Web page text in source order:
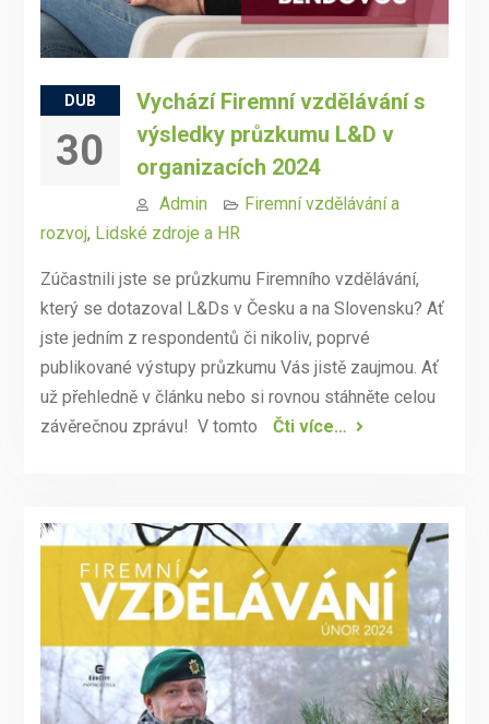
DUB
30
Vychází Firemní vzdělávání s
výsledky průzkumu L&D v
organizacích 2024
Admin
Firemní vzdělávání a
rozvoj, Lidské zdroje a HR
Zúčastnili jste se průzkumu Firemního vzdělávání,
který se dotazoval L&Ds v Česku a na Slovensku? Ať
jste jedním z respondentů či nikoliv, poprvé
publikované výstupy průzkumu Vás jistě zaujmou. Ať
už přehledně v článku nebo si rovnou stáhněte celou
závěrečnou zprávu! V tomto
Čti více…